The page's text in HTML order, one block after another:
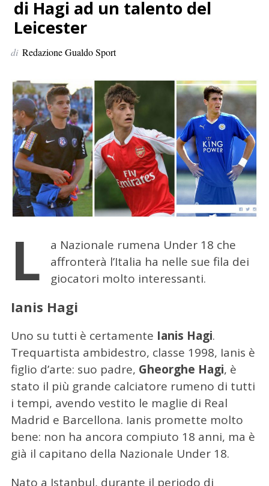
e
r
:
di Hagi ad un talento del
Leicester
di Redazione Gualdo Sport
L
a Nazionale rumena Under 18 che
affronterà l’Italia ha nelle sue fila dei
giocatori molto interessanti.
Ianis Hagi
Uno su tutti è certamente Ianis Hagi.
Trequartista ambidestro, classe 1998, Ianis è
figlio d’arte: suo padre, Gheorghe Hagi, è
stato il più grande calciatore rumeno di tutti
i tempi, avendo vestito le maglie di Real
Madrid e Barcellona. Ianis promette molto
bene: non ha ancora compiuto 18 anni, ma è
già il capitano della Nazionale Under 18.
Nato a Istanbul, durante il periodo di